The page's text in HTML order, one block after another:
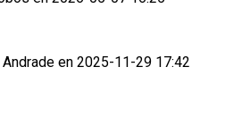
en 2025-11-29 17:42